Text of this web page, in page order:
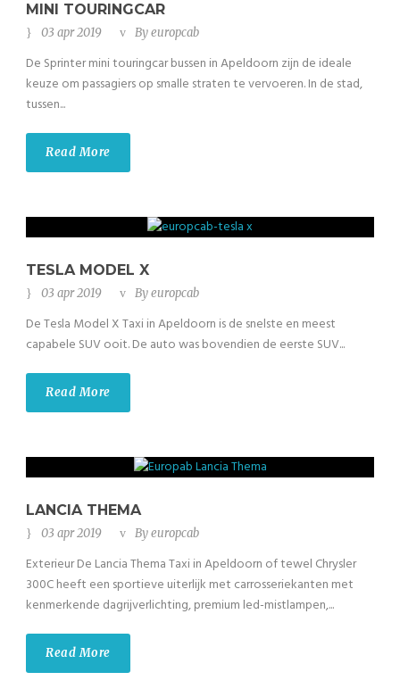
MINI TOURINGCAR
03 apr 2019 Byeuropcab
De Sprinter mini touringcar bussen in Apeldoorn zijn de ideale
keuze om passagiers op smalle straten te vervoeren. In de stad,
tussen...
Read More
TESLA MODEL X
03 apr 2019 Byeuropcab
De Tesla Model X Taxi in Apeldoorn is de snelste en meest
capabele SUV ooit. De auto was bovendien de eerste SUV...
Read More
LANCIA THEMA
03 apr 2019 Byeuropcab
Exterieur De Lancia Thema Taxi in Apeldoorn of tewel Chrysler
300C heeft een sportieve uiterlijk met carrosseriekanten met
kenmerkende dagrijverlichting, premium led-mistlampen,...
Read More